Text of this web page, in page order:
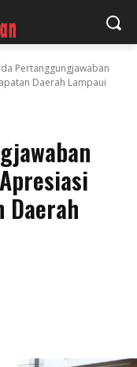
Pertanggungjawaban
Daerah Lampaui
Daerah